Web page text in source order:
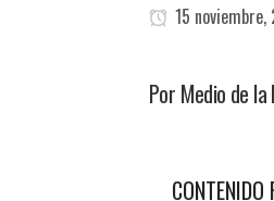
15
Por Medio de
CONTENIDO